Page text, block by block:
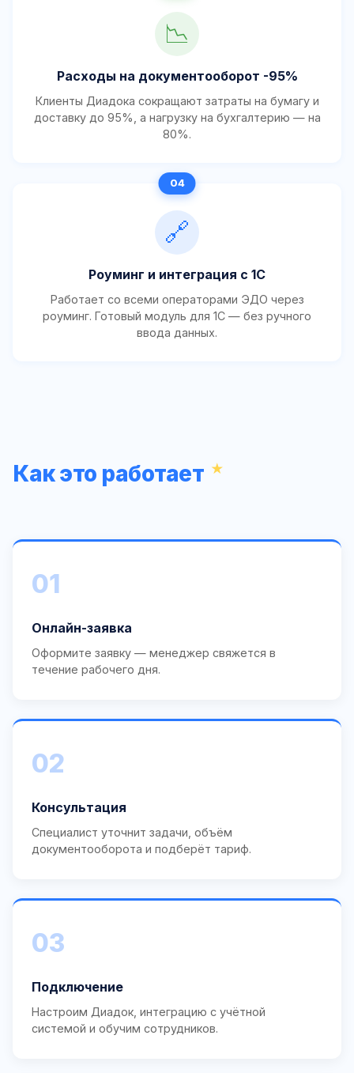
📉
Расходы на документооборот -95%
Клиенты Диадока сокращают затраты на бумагу и
доставку до 95%, а нагрузку на бухгалтерию — на
80%.
🔗
Роуминг и интеграция с 1С
Работает со всеми операторами ЭДО через
роуминг. Готовый модуль для 1С — без ручного
ввода данных.
Как это работает
01
Онлайн-заявка
Оформите заявку — менеджер свяжется в
течение рабочего дня.
02
Консультация
Специалист уточнит задачи, объём
документооборота и подберёт тариф.
03
Подключение
Настроим Диадок, интеграцию с учётной
системой и обучим сотрудников.